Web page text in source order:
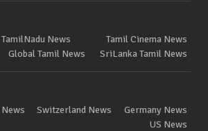
TamilNadu News
Tamil Cinema News
Global Tamil News SriLanka Tamil News
Switzerland News
Germany News
US News